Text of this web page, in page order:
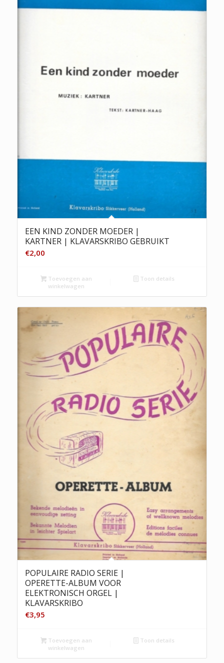
EEN KIND ZONDER MOEDER |
KARTNER | KLAVARSKRIBO GEBRUIKT
€2,00
Toevoegen aan
winkelwagen
Toon details
POPULAIRE RADIO SERIE |
OPERETTE-ALBUM VOOR
ELEKTRONISCH ORGEL |
KLAVARSKRIBO
€3,95
Toevoegen aan
winkelwagen
Toon details